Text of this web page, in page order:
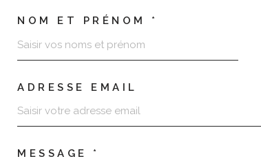
NOM ET PRÉNOM *
ADRESSE EMAIL
MESSAGE *